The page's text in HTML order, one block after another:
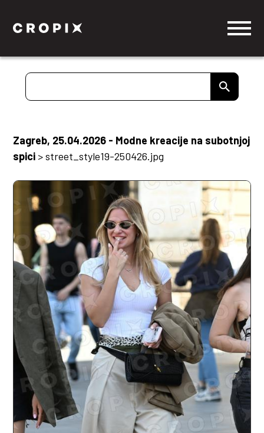
Zagreb, 25.04.2026 - Modne kreacije na subotnjoj
spici >street_style19-250426.jpg